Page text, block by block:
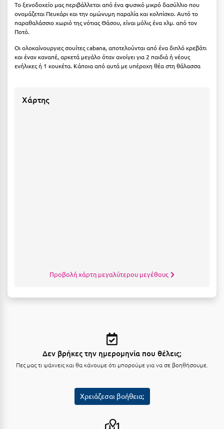
Παρνασσός
Πάτμος
Παύλιανη
Το ξενοδοχείο μας περιβάλλεται από ένα φυσικό μικρό δασύλλιο που
ονομάζεται Πευκάρι και την ομώνυμη παραλία και κολπίσκο. Αυτό το
παραθαλάσσιο χωριό της νότιας Θάσου, είναι μόλις ένα χλμ. από τον
Ποτό.
Oι ολοκαίνουργιες σουίτες cabana, αποτελούνται από ένα διπλό κρεβάτι
και έναν καναπέ, αρκετά μεγάλο όταν ανοίγει για 2 παιδιά ή νέους
ενήλικες ή 1 κουκέτα. Κάποια από αυτά με υπέροχη θέα στη θάλασσα
Χάρτης
Προβολή χάρτη μεγαλύτερου μεγέθους
Δεν βρήκες την ημερομηνία που θέλεις;
Πες μας τι ψάχνεις και θα κάνουμε ότι μπορούμε για να σε βοηθήσουμε.
Χρειάζεσαι βοήθεια;